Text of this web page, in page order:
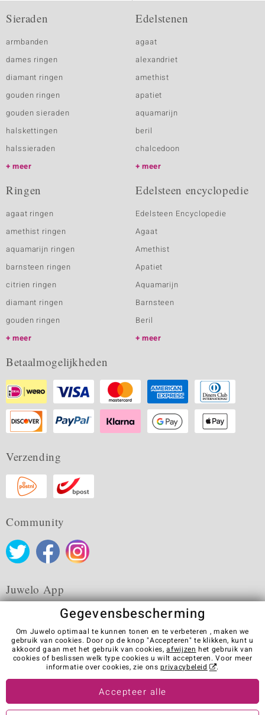
Sieraden
armbanden
dames ringen
diamant ringen
gouden ringen
gouden sieraden
halskettingen
halssieraden
meer
Edelstenen
agaat
alexandriet
amethist
apatiet
aquamarijn
beril
chalcedoon
meer
Ringen
agaat ringen
amethist ringen
aquamarijn ringen
barnsteen ringen
citrien ringen
diamant ringen
gouden ringen
meer
Edelsteen encyclopedie
Edelsteen Encyclopedie
Agaat
Amethist
Apatiet
Aquamarijn
Barnsteen
Beril
meer
Betaalmogelijkheden
Verzending
Community
Juwelo App
Algemene verkoopvoorwaarden Privacybeleid
Cookies
Colofon
Contact
Contract herroepen
Visit our stores in other countries:
Gegevensbescherming
Om Juwelo optimaal te kunnen tonen en te verbeteren , maken we
gebruik van cookies. Door op de knop "Accepteren" te klikken, kunt u
akkoord gaan met het gebruik van cookies,afwijzen het gebruik van
cookies of beslissen welk type cookies u wilt accepteren. Voor meer
informatie over cookies, zie onsprivacybeleid .
Accepteer alle